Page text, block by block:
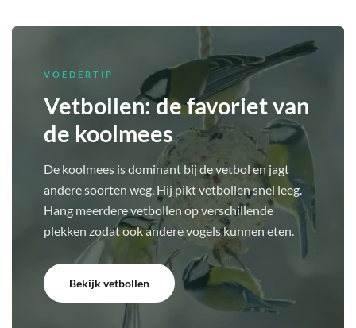
VOEDERTIP
Vetbollen: de favoriet van
de koolmees
De koolmees is dominant bij de vetbol en jagt
andere soorten weg. Hij pikt vetbollen snel leeg.
Hang meerdere vetbollen op verschillende
plekken zodat ook andere vogels kunnen eten.
Bekijk vetbollen